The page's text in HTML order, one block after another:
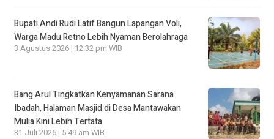
Bupati Andi Rudi Latif Bangun Lapangan Voli,
Warga Madu Retno Lebih Nyaman Berolahraga
3 Agustus 2026 | 12:32 pm WIB
Bang Arul Tingkatkan Kenyamanan Sarana
Ibadah, Halaman Masjid di Desa Mantawakan
Mulia Kini Lebih Tertata
31 Juli 2026 | 5:49 am WIB